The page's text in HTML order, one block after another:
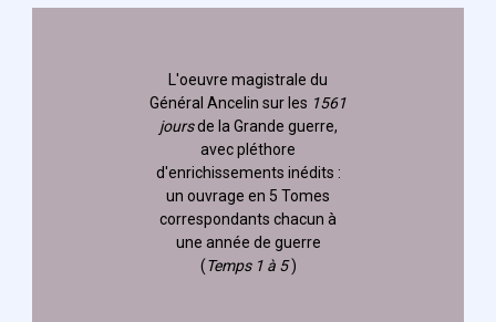
L'oeuvre magistrale du
Général Ancelinsur les1561
joursde la Grande guerre,
avec pléthore
d'enrichissements inédits :
un ouvrage en 5 Tomes
correspondants chacun à
une année de guerre
Temps 1 à 5)